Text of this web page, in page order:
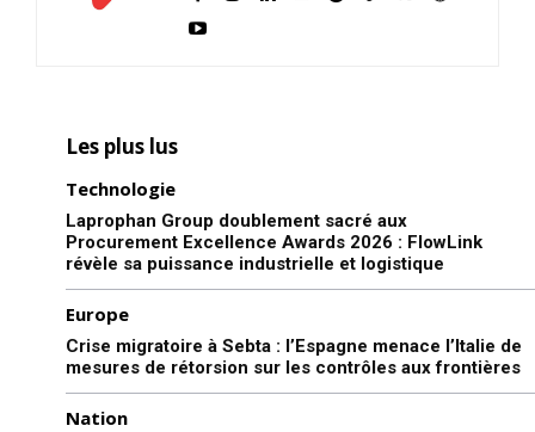
Les plus lus
Technologie
Laprophan Group doublement sacré aux
Procurement Excellence Awards 2026 : FlowLink
révèle sa puissance industrielle et logistique
Europe
Crise migratoire à Sebta : l’Espagne menace l’Italie de
mesures de rétorsion sur les contrôles aux frontières
Nation